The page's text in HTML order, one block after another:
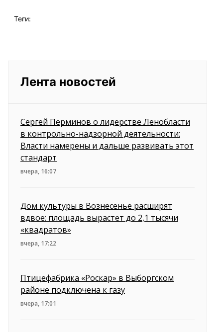
Теги:
Лента новостей
Сергей Перминов о лидерстве Ленобласти
в контрольно-надзорной деятельности:
Власти намерены и дальше развивать этот
стандарт
вчера, 16:07
Дом культуры в Вознесенье расширят
вдвое: площадь вырастет до 2,1 тысячи
«квадратов»
вчера, 17:22
Птицефабрика «Роскар» в Выборгском
районе подключена к газу
вчера, 17:01